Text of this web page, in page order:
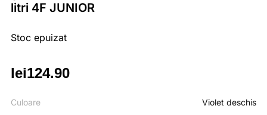
litri 4F JUNIOR
lei124.90
Culoare Violet deschis
Stoc epuizat